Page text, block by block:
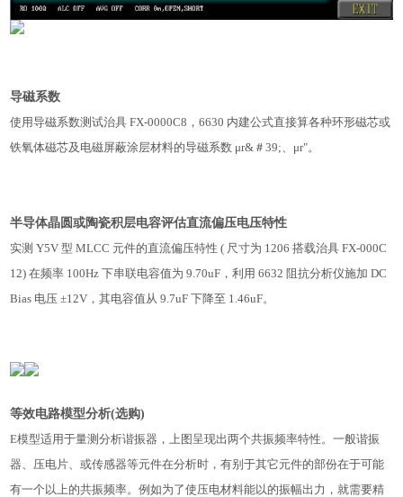
导磁系数
使用导磁系数测试治具 FX-0000C8，6630 内建公式直接算各种环形磁芯或
铁氧体磁芯及电磁屏蔽涂层材料的导磁系数 μr&＃39;、μr"。
半导体晶圆或陶瓷积层电容评估直流偏压电压特性
实测 Y5V 型 MLCC 元件的直流偏压特性 ( 尺寸为 1206 搭载治具 FX-000C
12) 在频率 100Hz 下串联电容值为 9.70uF，利用 6632 阻抗分析仪施加 DC
Bias 电压 ±12V，其电容值从 9.7uF 下降至 1.46uF。
等效电路模型分析(选购)
E模型适用于量测分析谐振器，上图呈现出两个共振频率特性。一般谐振
器、压电片、或传感器等元件在分析时，有别于其它元件的部份在于可能
有一个以上的共振频率。例如为了使压电材料能以的振幅出力，就需要精